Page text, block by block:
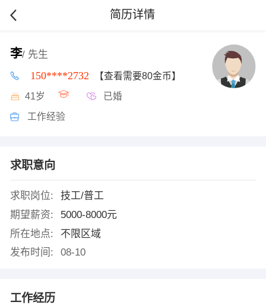
简历详情
李/ 先生
150****2732 【查看需要80金币】
41岁 已婚
工作经验
求职意向
求职岗位:
技工/普工
期望薪资:
5000-8000元
所在地点:
不限区域
发布时间:
08-10
工作经历